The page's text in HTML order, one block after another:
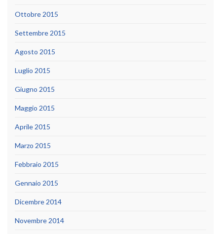
Ottobre 2015
Settembre 2015
Agosto 2015
Luglio 2015
Giugno 2015
Maggio 2015
Aprile 2015
Marzo 2015
Febbraio 2015
Gennaio 2015
Dicembre 2014
Novembre 2014